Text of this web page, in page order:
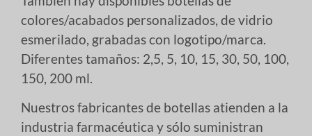
colores/acabados personalizados, de vidrio
esmerilado, grabadas con logotipo/marca.
Diferentes tamaños: 2,5, 5, 10, 15, 30, 50, 100,
150, 200 ml.
Nuestros fabricantes de botellas atienden a la
industria farmacéutica y sólo suministran